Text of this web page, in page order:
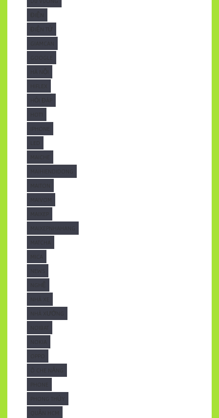
ĐIỆN
ĐIỆN TỬ
GIAMCAN
HÀ NỘI
HỎI ĐÁP
HOT1
MAICHE
MAIHIENDIDONG
MAITON
MAIVOM
MAIXEP
MAIXEPNHAHANG
MATCHA
MICA
NGHỆ
NHÀ XE
NHÀ XƯỞNG
NOIBAT
NOKIA
PHONG THỦY